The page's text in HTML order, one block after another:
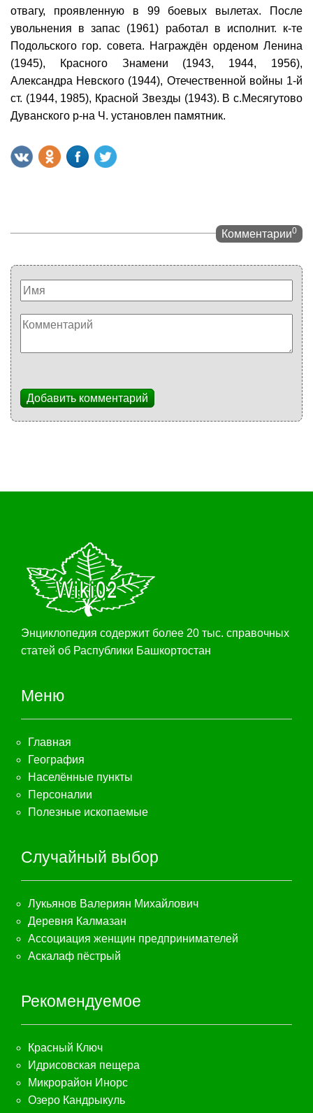
отвагу, проявленную в 99 боевых вылетах. После
увольнения в запас (1961) работал в исполнит. к-те
Подольского гор. совета. Награждён орденом Ленина
(1945), Красного Знамени (1943, 1944, 1956),
Александра Невского (1944), Отечественной войны 1-й
ст. (1944, 1985), Красной Звезды (1943). В с.Месягутово
Дуванского р-на Ч. установлен памятник.
Комментарии0
Добавить комментарий
Энциклопедия содержит более 20 тыс. справочных
статей об Распублики Башкортостан
Меню
Главная
География
Населённые пункты
Персоналии
Полезные ископаемые
Случайный выбор
Лукьянов Валериян Михайлович
Деревня Калмазан
Ассоциация женщин предпринимателей
Аскалаф пёстрый
Рекомендуемое
Красный Ключ
Идрисовская пещера
Микрорайон Инорс
Озеро Кандрыкуль